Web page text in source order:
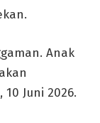
Anak
Juni 2026.